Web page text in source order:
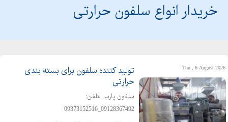
خریدار انواع سلفون حرارتی
Thu , 6 August 2026
تولید کننده سلفون برای بسته بندی
حرارتی
سلفون پارس تلفن:
09128367492_09373152516